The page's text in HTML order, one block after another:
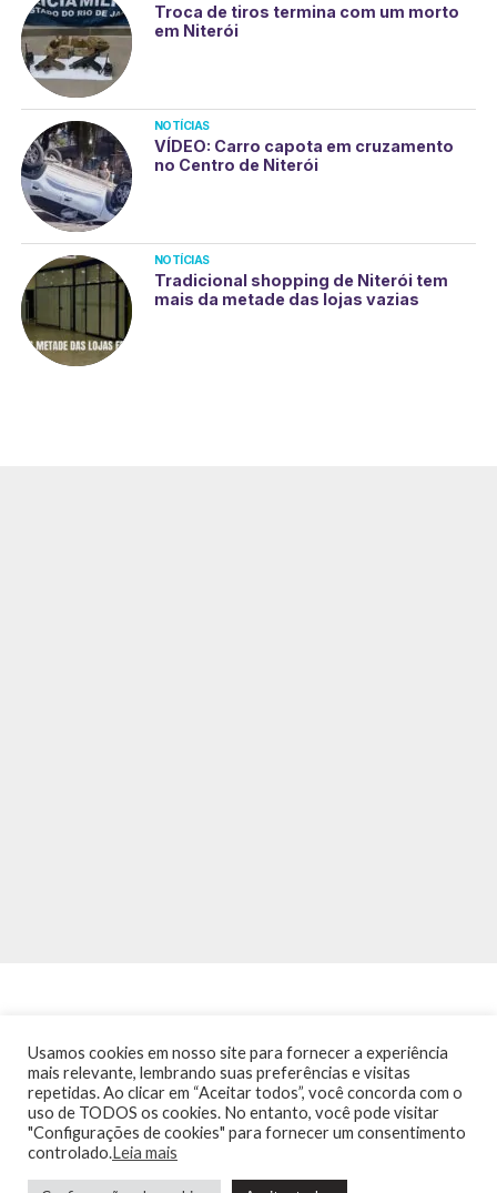
Troca de tiros termina com um morto
em Niterói
NOTÍCIAS
VÍDEO: Carro capota em cruzamento
no Centro de Niterói
NOTÍCIAS
Tradicional shopping de Niterói tem
mais da metade das lojas vazias
INÍCIO NOTÍCIAS AGENDA CONTATO
TRÂNSITO NA PONTE
TERMOS DE USO / POLÍTICA DE PRIVACIDADE
Usamos cookies em nosso site para fornecer a experiência
mais relevante, lembrando suas preferências e visitas
repetidas. Ao clicar em “Aceitar todos”, você concorda com o
uso de TODOS os cookies. No entanto, você pode visitar
"Configurações de cookies" para fornecer um consentimento
controlado.Leia mais